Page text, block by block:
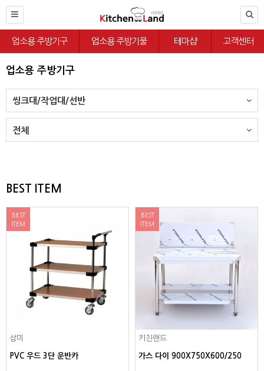
업소용 주방기구 업소용 주방기물 테마샵 고객센터
업소용 주방기구
씽크대/작업대/선반
전체
BEST ITEM
BEST
ITEM
삼미
PVC 우드 3단 운반카
BEST
ITEM
키친랜드
가스 다이 900X750X600/250